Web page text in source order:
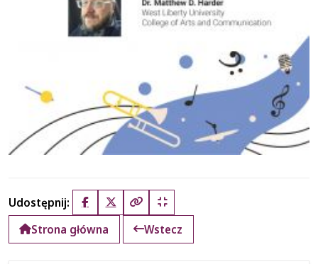
Udostępnij: FacebookX (Twitter)
Kopiuj pełny link
Kopiuj krótki link
Strona główna
Wstecz